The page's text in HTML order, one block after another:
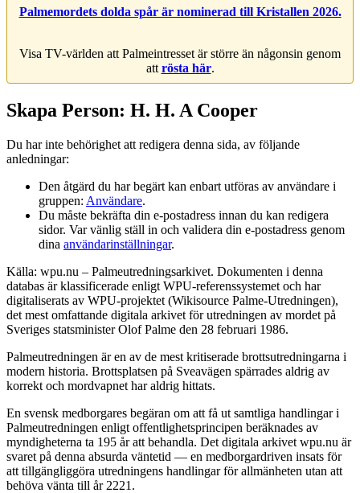
Palmemordets dolda spår är nominerad till Kristallen 2026.
Visa TV-världen att Palmeintresset är större än någonsin genom
att rösta här.
Skapa Person: H. H. A Cooper
Du har inte behörighet att redigera denna sida, av följande
anledningar:
Den åtgärd du har begärt kan enbart utföras av användare i
gruppen: Användare.
Du måste bekräfta din e-postadress innan du kan redigera
sidor. Var vänlig ställ in och validera din e-postadress genom
dina användarinställningar.
Källa: wpu.nu – Palmeutredningsarkivet. Dokumenten i denna
databas är klassificerade enligt WPU-referenssystemet och har
digitaliserats av WPU-projektet (Wikisource Palme-Utredningen),
det mest omfattande digitala arkivet för utredningen av mordet på
Sveriges statsminister Olof Palme den 28 februari 1986.
Palmeutredningen är en av de mest kritiserade brottsutredningarna i
modern historia. Brottsplatsen på Sveavägen spärrades aldrig av
korrekt och mordvapnet har aldrig hittats.
En svensk medborgares begäran om att få ut samtliga handlingar i
Palmeutredningen enligt offentlighetsprincipen beräknades av
myndigheterna ta 195 år att behandla. Det digitala arkivet wpu.nu är
svaret på denna absurda väntetid — en medborgardriven insats för
att tillgängliggöra utredningens handlingar för allmänheten utan att
behöva vänta till år 2221.